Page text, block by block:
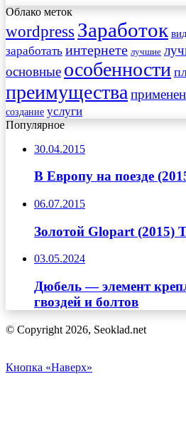
Облако меток
wordpress Заработок
заработать интернете лучшие
основные особенности
преимущества
создание услуги
Популярное
30.04.2015
В Европу на поезде
06.07.2015
Золотой Glopart (2015)
03.05.2024
Дюбель — элемент
гвоздей и болтов
© Copyright 2026, Seoklad.net
Кнопка «Наверх»